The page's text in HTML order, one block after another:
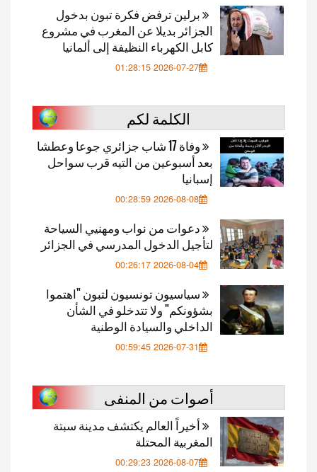
برلين ترفض فكرة تبون بدخول
الجزائر بديلا عن المغرب في مشروع
كابل الكهرباء النظيفة إلى ألمانيا
2026-07-27 01:28:15
الكلمة لكم
وفاة 17 شاب جزائري جوعا وعطشا
بعد أسبوعين من التيه قرب سواحل
إسبانيا
2026-08-08 00:28:59
دعوات من نواب ومهنيي السياحة
لتأجيل الدخول المدرسي في الجزائر
2026-08-04 00:26:17
سياسيون تونسيون لتبون "اهتموا
بشؤونكم" ولا تتدخلو في الشأن
الداخلي والسيادة الوطنية
2026-07-31 00:59:45
أصوات من المنفى
أخيراً العالم يكتشف مدينة سبتة
المغربية المحتلة
2026-08-07 00:29:23